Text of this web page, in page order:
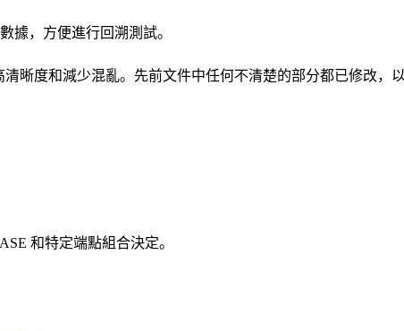
據，方便進行回溯測試。
晰度和減少混亂。先前文件中任何不清楚的部分都已修改，
和特定端點組合決定。